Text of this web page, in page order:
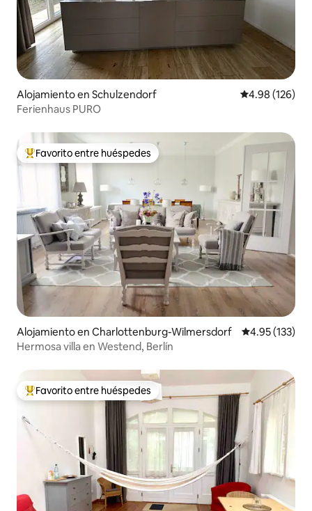
Alojamiento en Schulzendorf Calificación
4.98 (126)
Ferienhaus PURO
Favorito entre huéspedes preferido
Favorito entre huéspedes
Alojamiento en Charlottenburg-Wilmersdorf Calificación
4.95 (133)
Hermosa villa en Westend, Berlín
Favorito entre huéspedes preferido
Favorito entre huéspedes